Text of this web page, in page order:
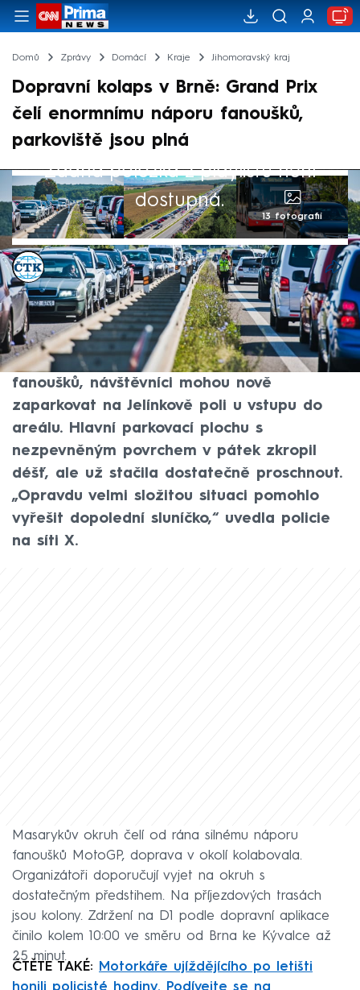
Domů Zprávy Domácí Kraje Jihomoravský kraj
Dopravní kolaps v Brně: Grand Prix
čelí enormnímu náporu fanoušků,
parkoviště jsou plná
Žádná položka z playlistu není
dostupná.
13 fotografií
ČTK
19. čvc 2025, 11:05
Brno kvůli mistrovství světa silničních
motocyklů zažilo dopravní kolaps.
Masarykův okruh čelí velkému náporu
fanoušků, návštěvníci mohou nově
zaparkovat na Jelínkově poli u vstupu do
areálu. Hlavní parkovací plochu s
nezpevněným povrchem v pátek zkropil
déšť, ale už stačila dostatečně proschnout.
„Opravdu velmi složitou situaci pomohlo
vyřešit dopolední sluníčko,“ uvedla policie
na síti X.
Masarykův okruh čelí od rána silnému náporu
fanoušků MotoGP, doprava v okolí kolabovala.
Organizátoři doporučují vyjet na okruh s
dostatečným předstihem. Na příjezdových trasách
jsou kolony. Zdržení na D1 podle dopravní aplikace
činilo kolem 10:00 ve směru od Brna ke Kývalce až
25 minut.
ČTĚTE TAKÉ:
Motorkáře ujíždějícího po letišti